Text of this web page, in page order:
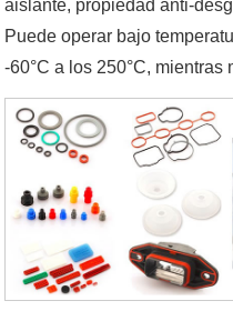
aislante, propiedad anti-
Puede operar bajo
-60°C a los 250°C,